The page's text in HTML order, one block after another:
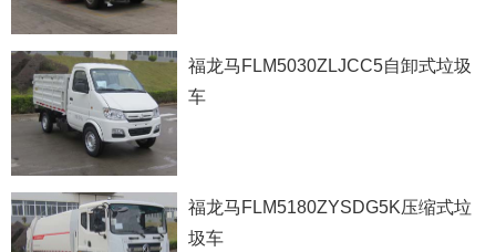
福龙马FLM5030ZLJCC5自卸式垃圾
车
福龙马FLM5180ZYSDG5K压缩式垃
圾车